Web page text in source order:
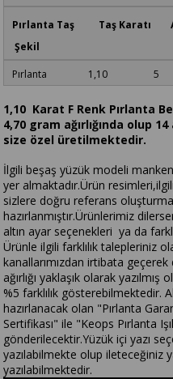
Pırlanta Taş Taş
Şekil
Pırlanta 1,10
1,10 Karat F Renk Pırlanta
4,70 gram ağırlığında olup
size özel üretilmektedir.
İlgili beşaş yüzük modeli
yer almaktadır.Ürün
sizlere doğru referans
hazırlanmıştır.Ürünlerimiz
altın ayar seçenekleri ya da
Ürünle ilgili farklılık talepleriniz
kanallarımızdan irtibata
ağırlığı yaklaşık olarak
%5 farklılık gösterebilmektedir.
hazırlanacak olan "Pırlanta
Sertifikası" ile "Keops Pırlanta
gönderilecektir.Yüzük içi yazı
yazılabilmekte olup ileteceğiniz
yazılabilmektedir.